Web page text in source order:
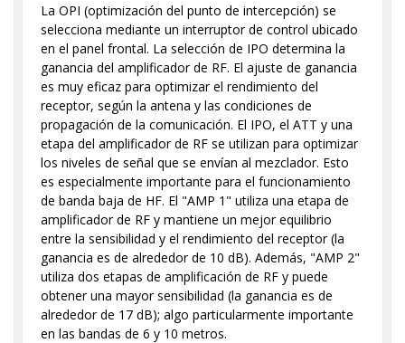
La OPI (optimización del punto de intercepción) se
selecciona mediante un interruptor de control ubicado
en el panel frontal. La selección de IPO determina la
ganancia del amplificador de RF. El ajuste de ganancia
es muy eficaz para optimizar el rendimiento del
receptor, según la antena y las condiciones de
propagación de la comunicación. El IPO, el ATT y una
etapa del amplificador de RF se utilizan para optimizar
los niveles de señal que se envían al mezclador. Esto
es especialmente importante para el funcionamiento
de banda baja de HF. El "AMP 1" utiliza una etapa de
amplificador de RF y mantiene un mejor equilibrio
entre la sensibilidad y el rendimiento del receptor (la
ganancia es de alrededor de 10 dB). Además, "AMP 2"
utiliza dos etapas de amplificación de RF y puede
obtener una mayor sensibilidad (la ganancia es de
alrededor de 17 dB); algo particularmente importante
en las bandas de 6 y 10 metros.